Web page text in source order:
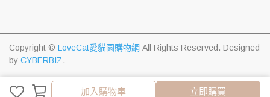
加入購物車
加入購物車 立即購買
Copyright © LoveCat愛貓園購物網 All Rights Reserved. Designed
by CYBERBIZ.